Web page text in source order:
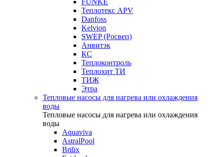
FUNKE
Теплотекс APV
Danfoss
Kelvion
SWEP (Росвеп)
Анвитэк
КС
Теплоконтроль
Теплохит ТИ
ТИЖ
Этра
Тепловые насосы для нагрева или охлаждения
воды
Тепловые насосы для нагрева или охлаждения
воды
Aquaviva
AstralPool
Brilix